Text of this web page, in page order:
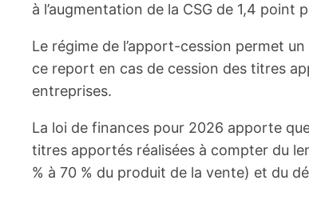
à l’augmentation de la CSG de 1,4
Le régime de l’apport-cession permet
ce report en cas de cession des titres
entreprises.
La loi de finances pour 2026 apporte
titres apportés réalisées à compter du
% à 70 % du produit de la vente) et du